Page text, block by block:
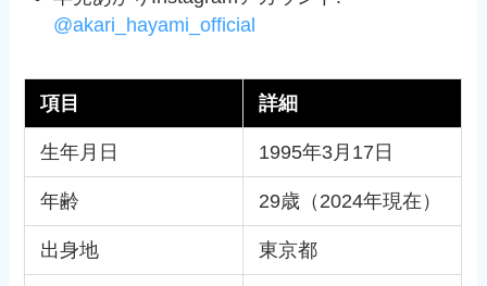
@akari_hayami_official
項目 詳細
生年月日 1995年3月17日
年齢 29歳（2024年現在）
出身地 東京都